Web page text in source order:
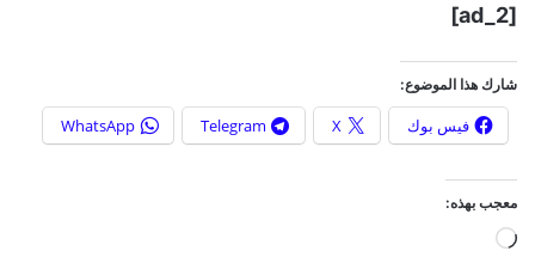
[ad_2]
شارك هذا الموضوع:
فيس بوك X
Telegram
WhatsApp
معجب بهذه: